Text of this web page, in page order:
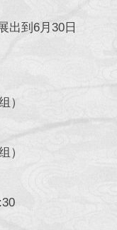
出到6月30日
）
）